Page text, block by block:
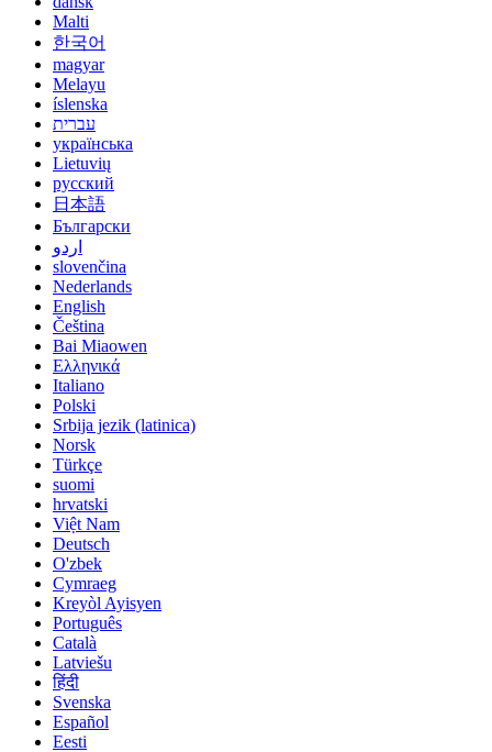
Malti
한국어
magyar
Melayu
íslenska
עברית
українська
Lietuvių
русский
日本語
Български
اردو
slovenčina
Nederlands
English
Čeština
Bai Miaowen
Ελληνικά
Italiano
Polski
Srbija jezik (latinica)
Norsk
Türkçe
suomi
hrvatski
Việt Nam
Deutsch
O'zbek
Cymraeg
Kreyòl Ayisyen
Português
Català
Latviešu
हिंदी
Svenska
Español
Eesti